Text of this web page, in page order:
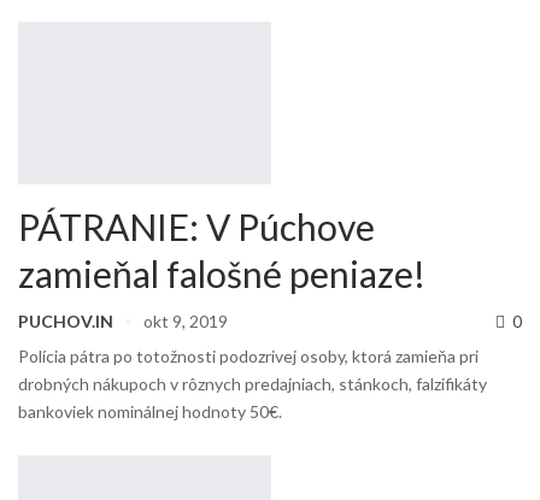
PÁTRANIE: V Púchove
zamieňal falošné peniaze!
PUCHOV.IN okt 9, 2019
0
Polícia pátra po totožnosti podozrivej osoby, ktorá zamieňa pri
drobných nákupoch v rôznych predajniach, stánkoch, falzifikáty
bankoviek nominálnej hodnoty 50€.